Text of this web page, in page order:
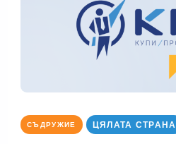
СЪДРУЖИЕ ЦЯЛАТА СТРАНА